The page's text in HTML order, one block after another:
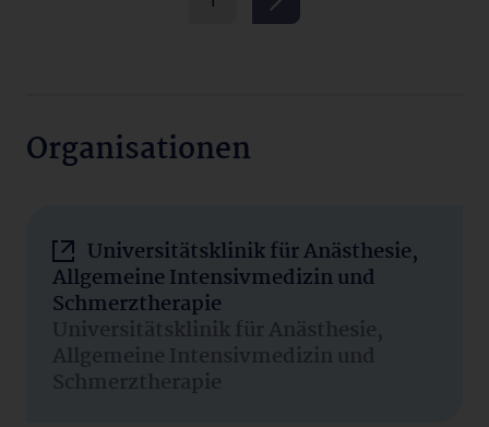
Organisationen
Universitätsklinik für Anästhesie,
Allgemeine Intensivmedizin und
Schmerztherapie
Universitätsklinik für Anästhesie,
Allgemeine Intensivmedizin und
Schmerztherapie